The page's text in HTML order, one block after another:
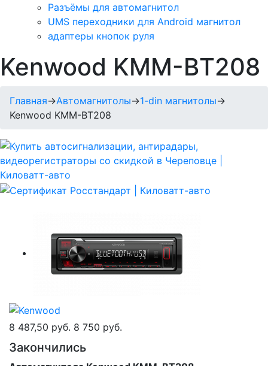
Разъёмы для автомагнитол
UMS переходники для Android магнитол
адаптеры кнопок руля
Kenwood KMM-ВТ208
Главная→Автомагнитолы→1-din магнитолы→
Kenwood KMM-ВТ208
8 487,50 руб. 8 750 руб.
Закончились